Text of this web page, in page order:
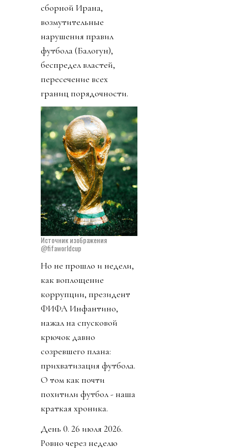
сборной Ирана,
возмутительные
нарушения правил
футбола (Балогун),
беспредел властей,
пересечение всех
границ порядочности.
Источник изображения
@fifaworldcup
Но не прошло и недели,
как воплощение
коррупции, президент
ФИФА Инфантино,
нажал на спусковой
крючок давно
созревшего плана:
прихватизация футбола.
О том как почти
похитили футбол - наша
краткая хроника.
День 0. 26 июля 2026.
Ровно через неделю